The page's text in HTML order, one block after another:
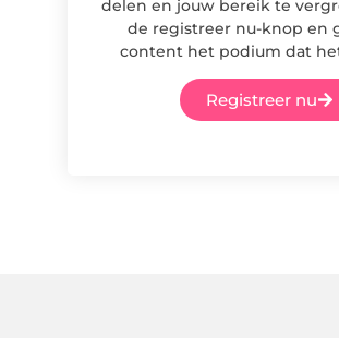
delen en jouw bereik te
de registreer nu-knop en
content het podium dat
Registreer nu